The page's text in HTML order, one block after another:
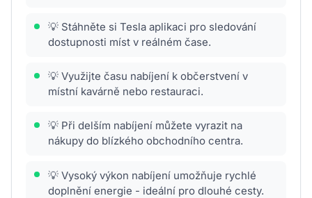
💡 Stáhněte si Tesla aplikaci pro sledování
dostupnosti míst v reálném čase.
💡 Využijte času nabíjení k občerstvení v
místní kavárně nebo restauraci.
💡 Při delším nabíjení můžete vyrazit na
nákupy do blízkého obchodního centra.
💡 Vysoký výkon nabíjení umožňuje rychlé
doplnění energie - ideální pro dlouhé cesty.